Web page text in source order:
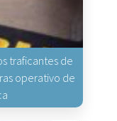
traficantes de
operativo de